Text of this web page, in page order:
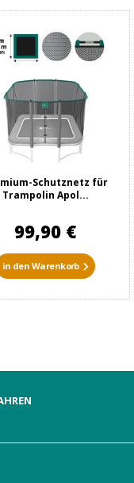
Schutznetz für
Trampolin Apol...
99,90 €
in den Warenkorb